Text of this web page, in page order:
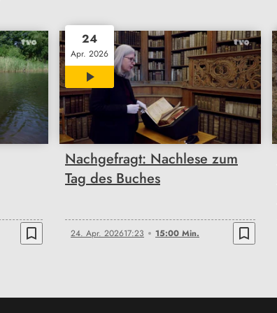
bookmark_border
24
Apr. 2026
15:00
Nachgefragt: Nachlese zum
Tag des Buches
24. Apr. 202617:23 15:00 Min. bookmark_border